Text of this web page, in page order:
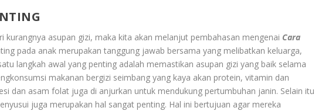
kurangnya asupan gizi, maka kita akan melanjut pembahasan mengenai Cara
pada anak merupakan tanggung jawab bersama yang melibatkan keluarga,
langkah awal yang penting adalah memastikan asupan gizi yang baik selama
makanan bergizi seimbang yang kaya akan protein, vitamin dan
dan asam folat juga di anjurkan untuk mendukung pertumbuhan janin. Selain itu
juga merupakan hal sangat penting. Hal ini bertujuan agar mereka